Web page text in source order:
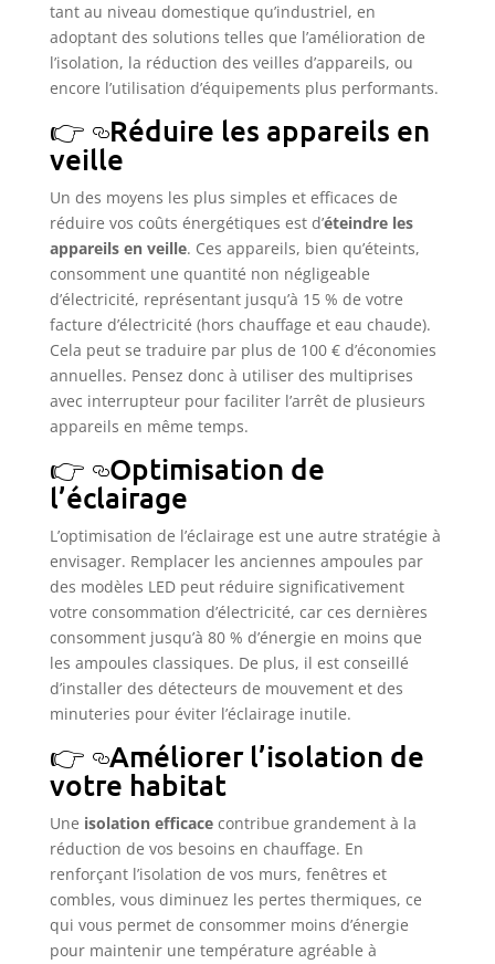
tant au niveau domestique qu’industriel, en
adoptant des solutions telles que l’amélioration de
l’isolation, la réduction des veilles d’appareils, ou
encore l’utilisation d’équipements plus performants.
Réduire les appareils en
veille
Un des moyens les plus simples et efficaces de
réduire vos coûts énergétiques est d’éteindre les
appareils en veille. Ces appareils, bien qu’éteints,
consomment une quantité non négligeable
d’électricité, représentant jusqu’à 15 % de votre
facture d’électricité (hors chauffage et eau chaude).
Cela peut se traduire par plus de 100 € d’économies
annuelles. Pensez donc à utiliser des multiprises
avec interrupteur pour faciliter l’arrêt de plusieurs
appareils en même temps.
Optimisation de
l’éclairage
L’optimisation de l’éclairage est une autre stratégie à
envisager. Remplacer les anciennes ampoules par
des modèles LED peut réduire significativement
votre consommation d’électricité, car ces dernières
consomment jusqu’à 80 % d’énergie en moins que
les ampoules classiques. De plus, il est conseillé
d’installer des détecteurs de mouvement et des
minuteries pour éviter l’éclairage inutile.
Améliorer l’isolation de
votre habitat
Une isolation efficacecontribue grandement à la
réduction de vos besoins en chauffage. En
renforçant l’isolation de vos murs, fenêtres et
combles, vous diminuez les pertes thermiques, ce
qui vous permet de consommer moins d’énergie
pour maintenir une température agréable à